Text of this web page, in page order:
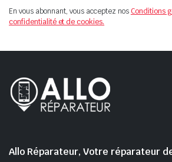
En vous abonnant, vous acceptez nosConditions
confidentialité et de cookies.
Allo Réparateur, Votre réparateur